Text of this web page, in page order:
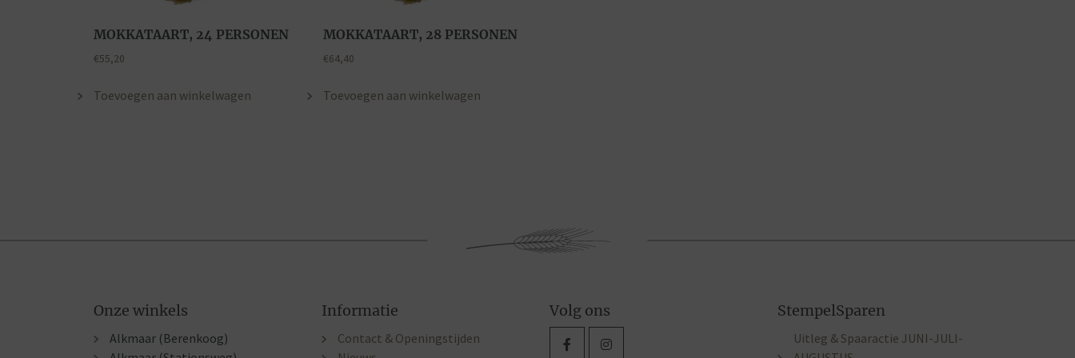
MOKKATAART, 24 PERSONEN
€55,20
Toevoegen aan winkelwagen
MOKKATAART, 28 PERSONEN
€64,40
Toevoegen aan winkelwagen
Onze winkels
Alkmaar (Berenkoog)
Informatie
Contact & Openingstijden
Volg ons StempelSparen
Uitleg & Spaaractie JUNI-JULI-